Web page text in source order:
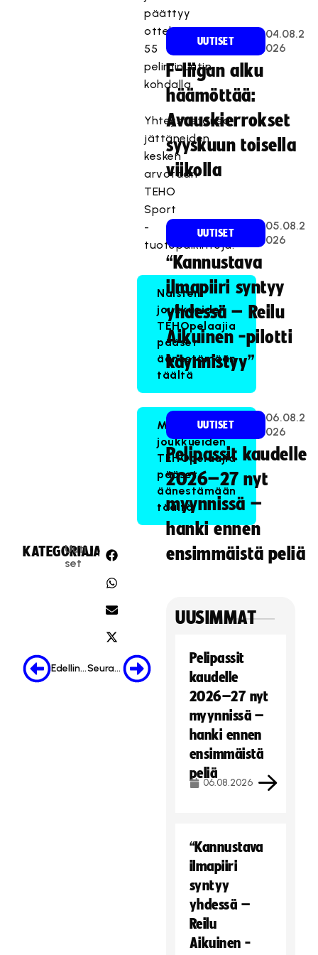
päättyy
ottelun
55
peliminuutin
kohdalla.
Yhteystietonsa
jättäneiden
kesken
arvotaan
TEHO
Sport
-
tuotepalkintoja.
Naisten
joukkueiden
TEHOpelaajia
pääset
äänestämään
täältä
Miesten
joukkueiden
TEHOpelaajia
pääset
äänestämään
täältä
KATEGORIA:
Uuti
set
JAA:
Edellinen Seuraava
UUTISET
04.08.2
026
F-liigan alku
häämöttää:
Avauskierrokset
syyskuun toisella
viikolla
UUTISET
05.08.2
026
“Kannustava
ilmapiiri syntyy
yhdessä – Reilu
Aikuinen -pilotti
käynnistyy”
UUTISET
06.08.2
026
Pelipassit kaudelle
2026–27 nyt
myynnissä –
hanki ennen
ensimmäistä peliä
UUSIMMAT
Pelipassit
kaudelle
2026–27 nyt
myynnissä –
hanki ennen
ensimmäistä
peliä
06.08.2026
“Kannustava
ilmapiiri
syntyy
yhdessä –
Reilu
Aikuinen -